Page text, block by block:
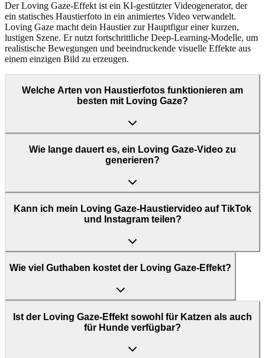
Der Loving Gaze-Effekt ist ein KI-gestützter Videogenerator, der
ein statisches Haustierfoto in ein animiertes Video verwandelt.
Loving Gaze macht dein Haustier zur Hauptfigur einer kurzen,
lustigen Szene. Er nutzt fortschrittliche Deep-Learning-Modelle, um
realistische Bewegungen und beeindruckende visuelle Effekte aus
einem einzigen Bild zu erzeugen.
Welche Arten von Haustierfotos funktionieren am
besten mit Loving Gaze?
Wie lange dauert es, ein Loving Gaze-Video zu
generieren?
Kann ich mein Loving Gaze-Haustiervideo auf TikTok
und Instagram teilen?
Wie viel Guthaben kostet der Loving Gaze-Effekt?
Ist der Loving Gaze-Effekt sowohl für Katzen als auch
für Hunde verfügbar?